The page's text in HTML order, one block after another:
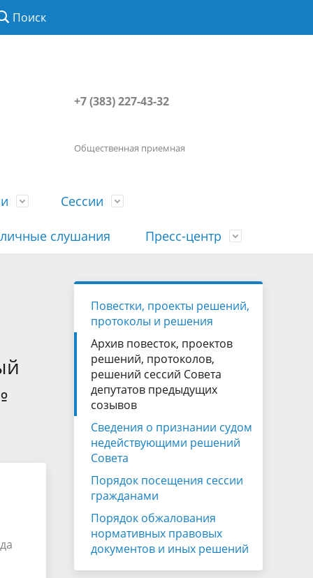
Поиск
+7 (383) 227-43-32
Общественная приемная
История
Муниципальная служба
Объявления
Сессии
Порядок посещения сессии
гражданами
Сведения о доходах, расходах, об
имуществе, обязательствах
имущественного характера
Информационные материалы
слушания Пресс-центр
Наша "Прямая линия"
Повестки, проекты решений,
протоколы и решения
Архив повесток, проектов
решений, протоколов,
решений сессий Совета
депутатов предыдущих
созывов
Сведения о признании судом
недействующими решений
Совета
Порядок посещения сессии
гражданами
Порядок обжалования
нормативных правовых
документов и иных решений